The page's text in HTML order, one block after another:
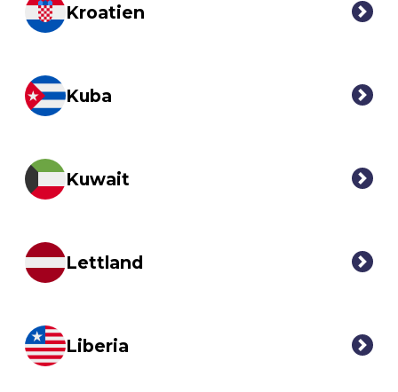
Kroatien
Kuba
Kuwait
Lettland
Liberia